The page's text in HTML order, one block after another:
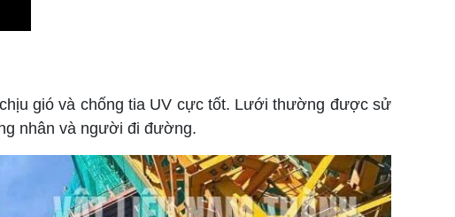
gió và chống tia UV cực tốt. Lưới thường được sử
nhân và người đi đường.